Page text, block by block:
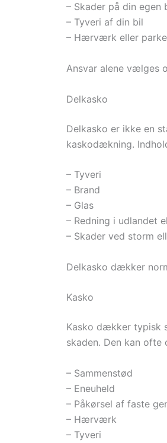
– Skader på din egen
– Tyveri af din bil
– Hærværk eller
Ansvar alene vælges
Delkasko
Delkasko er ikke en
kaskodækning.
– Tyveri
– Brand
– Glas
– Redning i udlandet
– Skader ved storm
Delkasko dækker
Kasko
Kasko dækker typisk
skaden. Den kan ofte
– Sammenstød
– Eneuheld
– Påkørsel af faste
– Hærværk
– Tyveri